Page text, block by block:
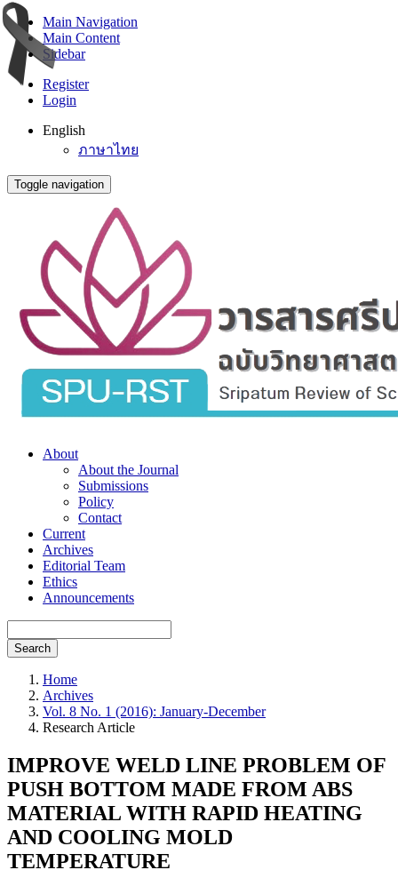
Main Navigation
Main Content
Sidebar
Register
Login
English
ภาษาไทย
Toggle navigation
About
About the Journal
Submissions
Policy
Contact
Current
Archives
Editorial Team
Ethics
Announcements
Search
Home
Archives
Vol. 8 No. 1 (2016): January-December
Research Article
IMPROVE WELD LINE PROBLEM OF
PUSH BOTTOM MADE FROM ABS
MATERIAL WITH RAPID HEATING
AND COOLING MOLD
TEMPERATURE